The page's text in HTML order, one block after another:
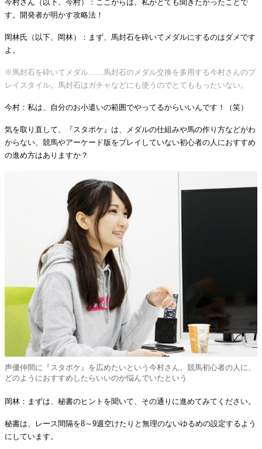
今村さん（以下、今村）：ここからは、私がとても聞きたかったことで
す。開発者が明かす攻略法！
岡林氏（以下、岡林）：まず、馬封石を砕いてメダルにするのはダメです
よ。
※馬封石を砕いてメダル……馬封石のメダル交換を多用する今村さんのプ
レイスタイル。馬封石はガチャなどにも使うのでとてももったいない。
今村：私は、自分のお小遣いの範囲でやってるからいいんです！（笑）
気を取り直して、『スタポケ』は、メダルの仕組みや馬の作り方などがわ
からない、競馬やアーケード版をプレイしていない初心者の人におすすめ
の進め方はありますか？
声優仲間に『スタポケ』を広めたいという今村さん。競馬初心者の人に、
どのようにおすすめしたらいいのか悩んでいたという
岡林：まずは、秘書のヒントを聞いて、その通りに進めてみてください。
秘書は、レース間隔を8～9週空けたりと無理のないゆるめの設定するよう
にしています。